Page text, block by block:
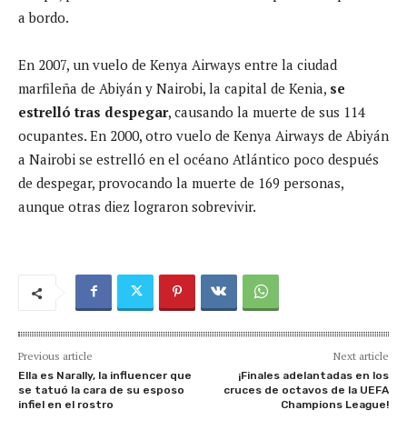
a bordo.
En 2007, un vuelo de Kenya Airways entre la ciudad
marfileña de Abiyán y Nairobi, la capital de Kenia, se
estrelló tras despegar, causando la muerte de sus 114
ocupantes. En 2000, otro vuelo de Kenya Airways de Abiyán
a Nairobi se estrelló en el océano Atlántico poco después
de despegar, provocando la muerte de 169 personas,
aunque otras diez lograron sobrevivir.
Previous article
Ella es Narally, la influencer que
se tatuó la cara de su esposo
infiel en el rostro
Next article
¡Finales adelantadas en los
cruces de octavos de la UEFA
Champions League!